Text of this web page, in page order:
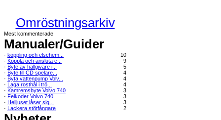
Omröstningsarkiv
Mest kommenterade
Manualer/Guider
· koppling och elschem...
10
· Koppla och ansluta e...
9
· Byte av hallgivare i...
5
· Byte till CD spelare...
4
· Byta vattenpump Volv...
4
· Laga rosthål i trö...
4
· Kamremsbyte Volvo 740
3
· Felkoder Volvo 740
3
· Helljuset låser sig...
3
· Lackera stötfångare 2